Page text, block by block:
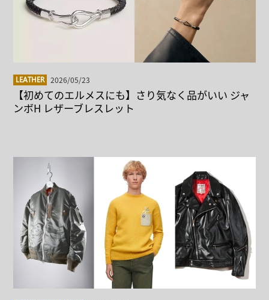
LEATHER 2026/05/23
【初めてのエルメスにも】さり気なく品がいい ジャ
ンボH レザーブレスレット